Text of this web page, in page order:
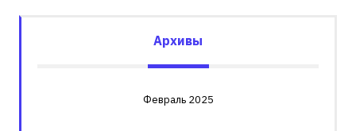
Архивы
Февраль 2025